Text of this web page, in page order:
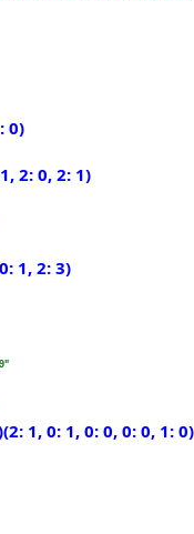
0)
2: 0, 2: 1)
1, 2: 3)
1, 0: 1, 0: 0, 0: 0, 1: 0)